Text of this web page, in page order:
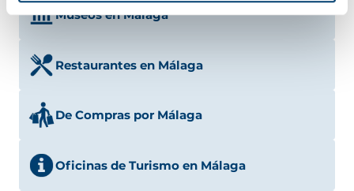
Museos en Málaga
Restaurantes en Málaga
De Compras por Málaga
Oficinas de Turismo en Málaga